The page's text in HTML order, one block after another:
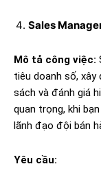
Sales
Mô tả công việc:
tiêu doanh số, xây
sách và đánh giá
quan trọng, khi
lãnh đạo đội bán
Yêu cầu: